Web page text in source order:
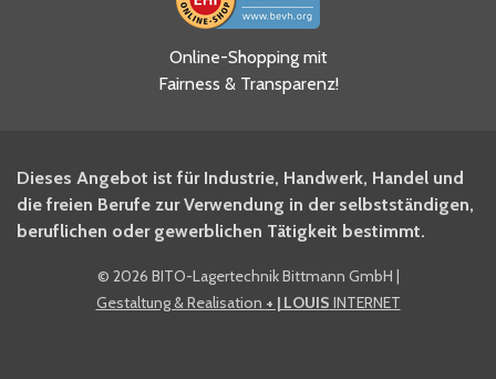
Ja, ich habe die
Datenschutzhinweise gelesen
und akzeptiere diese.
BITO Newsletter Fachwissen
Intralogistiker anmelden.
Ja, ich möchte mich für den
BITO Shop-Newsletter
Online-Shopping mit
Fairness & Transparenz!
Dieses Angebot ist für Industrie, Handwerk, Handel und
die freien Berufe zur Verwendung in der selbstständigen,
beruflichen oder gewerblichen Tätigkeit bestimmt.
© 2026 BITO-Lagertechnik Bittmann GmbH |
Gestaltung & Realisation + | LOUIS INTERNET